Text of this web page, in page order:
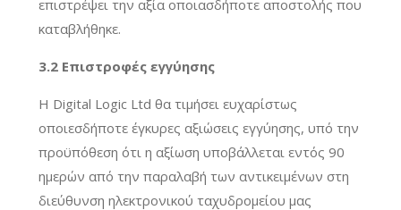
επιστρέψει την αξία οποιασδήποτε αποστολής που
καταβλήθηκε.
3.2 Επιστροφές εγγύησης
Η Digital Logic Ltd θα τιμήσει ευχαρίστως
οποιεσδήποτε έγκυρες αξιώσεις εγγύησης, υπό την
προϋπόθεση ότι η αξίωση υποβάλλεται εντός 90
ημερών από την παραλαβή των αντικειμένων στη
διεύθυνση ηλεκτρονικού ταχυδρομείου μας